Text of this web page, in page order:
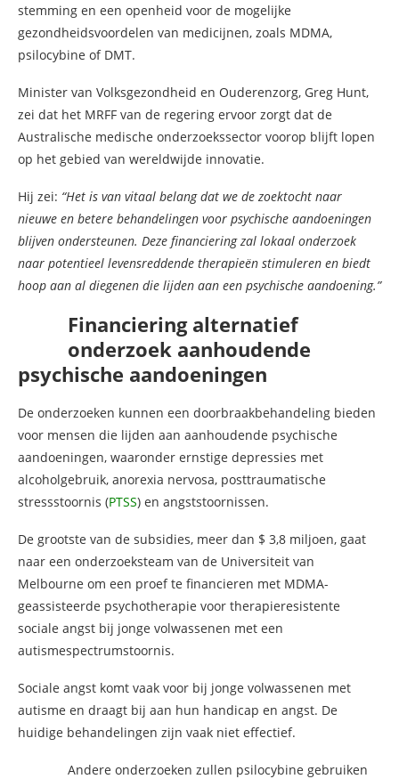
stemming en een openheid voor de mogelijke
gezondheidsvoordelen van medicijnen, zoals MDMA,
psilocybine of DMT.
Minister van Volksgezondheid en Ouderenzorg, Greg Hunt,
zei dat het MRFF van de regering ervoor zorgt dat de
Australische medische onderzoekssector voorop blijft lopen
op het gebied van wereldwijde innovatie.
Hij zei: “Het is van vitaal belang dat we de zoektocht naar
nieuwe en betere behandelingen voor psychische aandoeningen
blijven ondersteunen. Deze financiering zal lokaal onderzoek
naar potentieel levensreddende therapieën stimuleren en biedt
hoop aan al diegenen die lijden aan een psychische aandoening.”
Financiering alternatief
onderzoek aanhoudende
psychische aandoeningen
De onderzoeken kunnen een doorbraakbehandeling bieden
voor mensen die lijden aan aanhoudende psychische
aandoeningen, waaronder ernstige depressies met
alcoholgebruik, anorexia nervosa, posttraumatische
stressstoornis (PTSS) en angststoornissen.
De grootste van de subsidies, meer dan $ 3,8 miljoen, gaat
naar een onderzoeksteam van de Universiteit van
Melbourne om een proef te financieren met MDMA-
geassisteerde psychotherapie voor therapieresistente
sociale angst bij jonge volwassenen met een
autismespectrumstoornis.
Sociale angst komt vaak voor bij jonge volwassenen met
autisme en draagt bij aan hun handicap en angst. De
huidige behandelingen zijn vaak niet effectief.
Andere onderzoeken zullen psilocybine gebruiken